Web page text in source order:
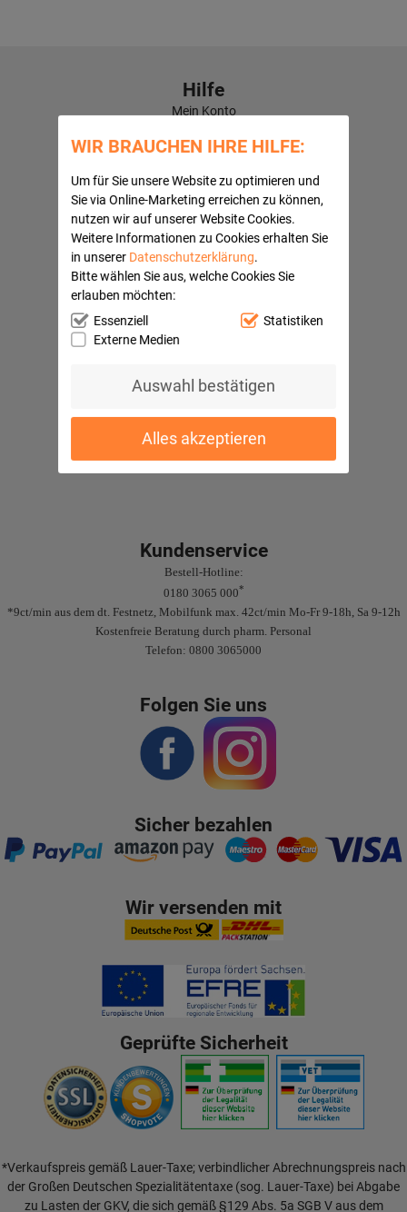
WIR BRAUCHEN IHRE HILFE:
Um für Sie unsere Website zu optimieren und
Sie via Online-Marketing erreichen zu können,
nutzen wir auf unserer Website Cookies.
Weitere Informationen zu Cookies erhalten Sie
in unserer Datenschutzerklärung.
Bitte wählen Sie aus, welche Cookies Sie
erlauben möchten:
Essenziell
Statistiken
Externe Medien
Auswahl bestätigen
Alles akzeptieren
Hilfe
Mein Konto
Häufige Fragen
Kundenbewertungen
Quick Navi:
Partnerprogramme
AGB
Datenschutz
Widerrufsbelehrung
Barrierefreiheitserklärung
Ihre Vorteile
Gute Bewertungen
Kundenservice
Bestell-Hotline:
0180 3065 000*
*9ct/min aus dem dt. Festnetz, Mobilfunk max. 42ct/min Mo-Fr 9-18h, Sa 9-12h
Kostenfreie Beratung durch pharm. Personal
Telefon: 0800 3065000
Folgen Sie uns
Sicher bezahlen
Wir versenden mit
Geprüfte Sicherheit
*Verkaufspreis gemäß Lauer-Taxe; verbindlicher Abrechnungspreis nach
der Großen Deutschen Spezialitätentaxe (sog. Lauer-Taxe) bei Abgabe
zu Lasten der GKV, die sich gemäß §129 Abs. 5a SGB V aus dem